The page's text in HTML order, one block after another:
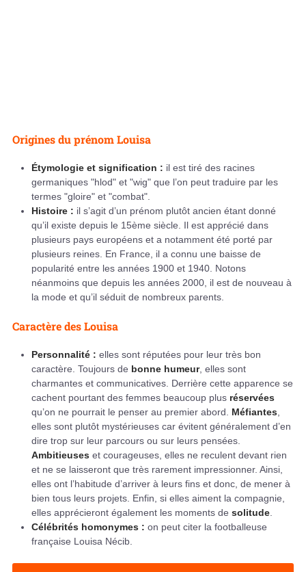
Origines du prénom Louisa
Étymologie et signification : il est tiré des racines
germaniques "hlod" et "wig" que l’on peut traduire par les
termes "gloire" et "combat".
Histoire : il s’agit d’un prénom plutôt ancien étant donné
qu’il existe depuis le 15ème siècle. Il est apprécié dans
plusieurs pays européens et a notamment été porté par
plusieurs reines. En France, il a connu une baisse de
popularité entre les années 1900 et 1940. Notons
néanmoins que depuis les années 2000, il est de nouveau à
la mode et qu’il séduit de nombreux parents.
Caractère des Louisa
Personnalité : elles sont réputées pour leur très bon
caractère. Toujours de bonne humeur, elles sont
charmantes et communicatives. Derrière cette apparence se
cachent pourtant des femmes beaucoup plus réservées
qu’on ne pourrait le penser au premier abord. Méfiantes
elles sont plutôt mystérieuses car évitent généralement d’en
dire trop sur leur parcours ou sur leurs pensées.
Ambitieuses et courageuses, elles ne reculent devant rien
et ne se laisseront que très rarement impressionner. Ainsi,
elles ont l’habitude d’arriver à leurs fins et donc, de mener à
bien tous leurs projets. Enfin, si elles aiment la compagnie,
elles apprécieront également les moments de solitude
Célébrités homonymes : on peut citer la footballeuse
française Louisa Nécib.